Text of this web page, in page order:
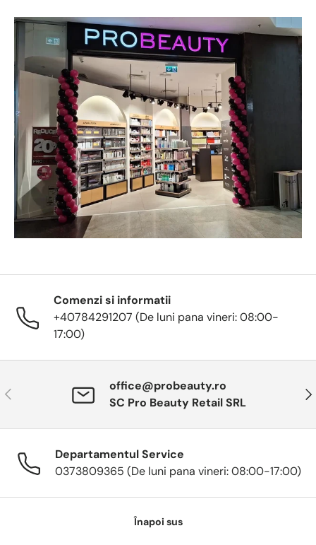
Comenzi si informatii
+40784291207 (De luni pana vineri: 08:00-
17:00)
Anterior
office@probeauty.ro
SC Pro Beauty Retail SRL
Departamentul Service
0373809365 (De luni pana vineri: 08:00-17:00)
Înapoi sus